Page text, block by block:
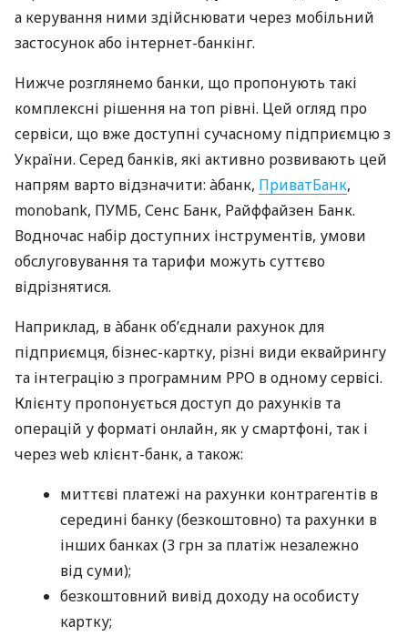
а керування ними здійснювати через мобільний
застосунок або інтернет-банкінг.
Нижче розглянемо банки, що пропонують такі
комплексні рішення на топ рівні. Цей огляд про
сервіси, що вже доступні сучасному підприємцю з
України. Серед банків, які активно розвивають цей
напрям варто відзначити: àбанк, ПриватБанк,
monobank, ПУМБ, Сенс Банк, Райффайзен Банк.
Водночас набір доступних інструментів, умови
обслуговування та тарифи можуть суттєво
відрізнятися.
Наприклад, в àбанк об’єднали рахунок для
підприємця, бізнес-картку, різні види еквайрингу
та інтеграцію з програмним РРО в одному сервісі.
Клієнту пропонується доступ до рахунків та
операцій у форматі онлайн, як у смартфоні, так і
через web клієнт-банк, а також:
миттєві платежі на рахунки контрагентів в
середині банку (безкоштовно) та рахунки в
інших банках (3 грн за платіж незалежно
від суми);
безкоштовний вивід доходу на особисту
картку;